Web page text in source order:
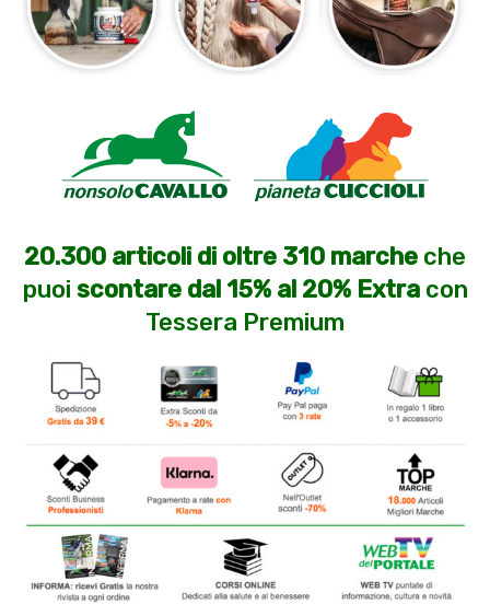
20.300 articoli di oltre 310 marche che
puoi scontare dal 15% al 20% Extracon
Tessera Premium